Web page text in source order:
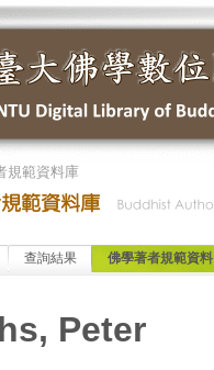
規範資料庫
查詢結果 佛學著者規範資料
Peter